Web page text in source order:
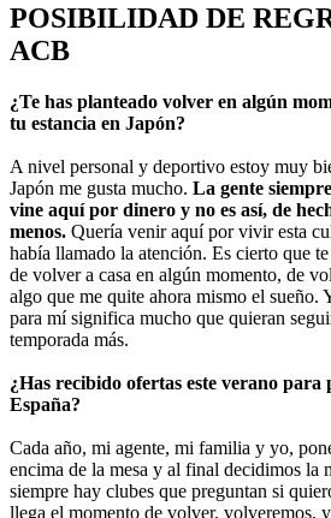
POSIBILIDAD DE
ACB
¿Te has planteado volver en algún
tu estancia en Japón?
A nivel personal y deportivo estoy muy
Japón me gusta mucho. La gente
vine aquí por dinero y no es así, de
menos. Quería venir aquí por vivir esta
había llamado la atención. Es cierto que
de volver a casa en algún momento, de
algo que me quite ahora mismo el sueño.
para mí significa mucho que quieran
temporada más.
¿Has recibido ofertas este verano
España?
Cada año, mi agente, mi familia y yo,
encima de la mesa y al final decidimos la
siempre hay clubes que preguntan si
llega el momento de volver, volveremos,